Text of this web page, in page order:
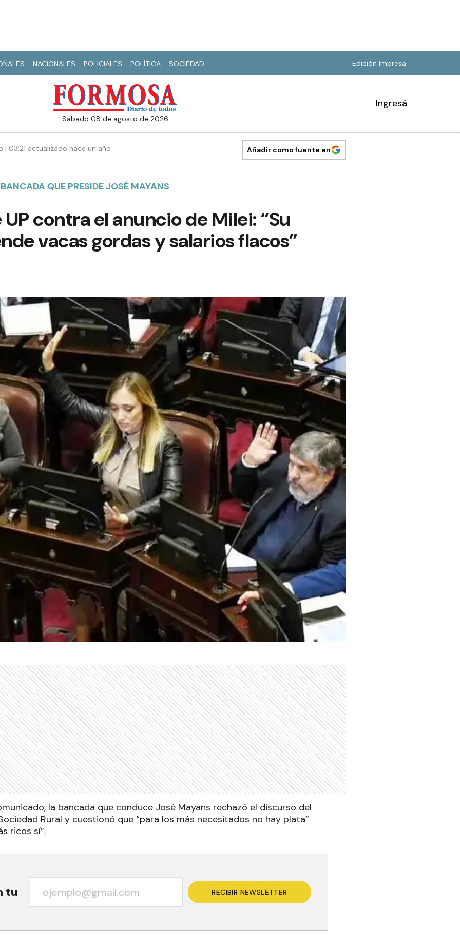
NACIONALES POLICIALES POLÍTICA SOCIEDAD Edición Impresa
sábado 08 de agosto de 2026
Ingresá
| 03:21 actualizado hace un año Añadir como fuente en
QUE PRESIDE JOSÉ MAYANS
contra el anuncio de Milei: “Su
vacas gordas y salarios flacos”
la bancada que conduce José Mayans rechazó el discurso del
Rural y cuestionó que “para los más necesitados no hay plata”
ricos sí”.
tu RECIBIR NEWSLETTER